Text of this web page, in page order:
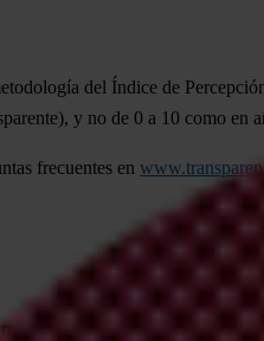
del Índice de
y no de 0 a 10 como en
frecuentes en